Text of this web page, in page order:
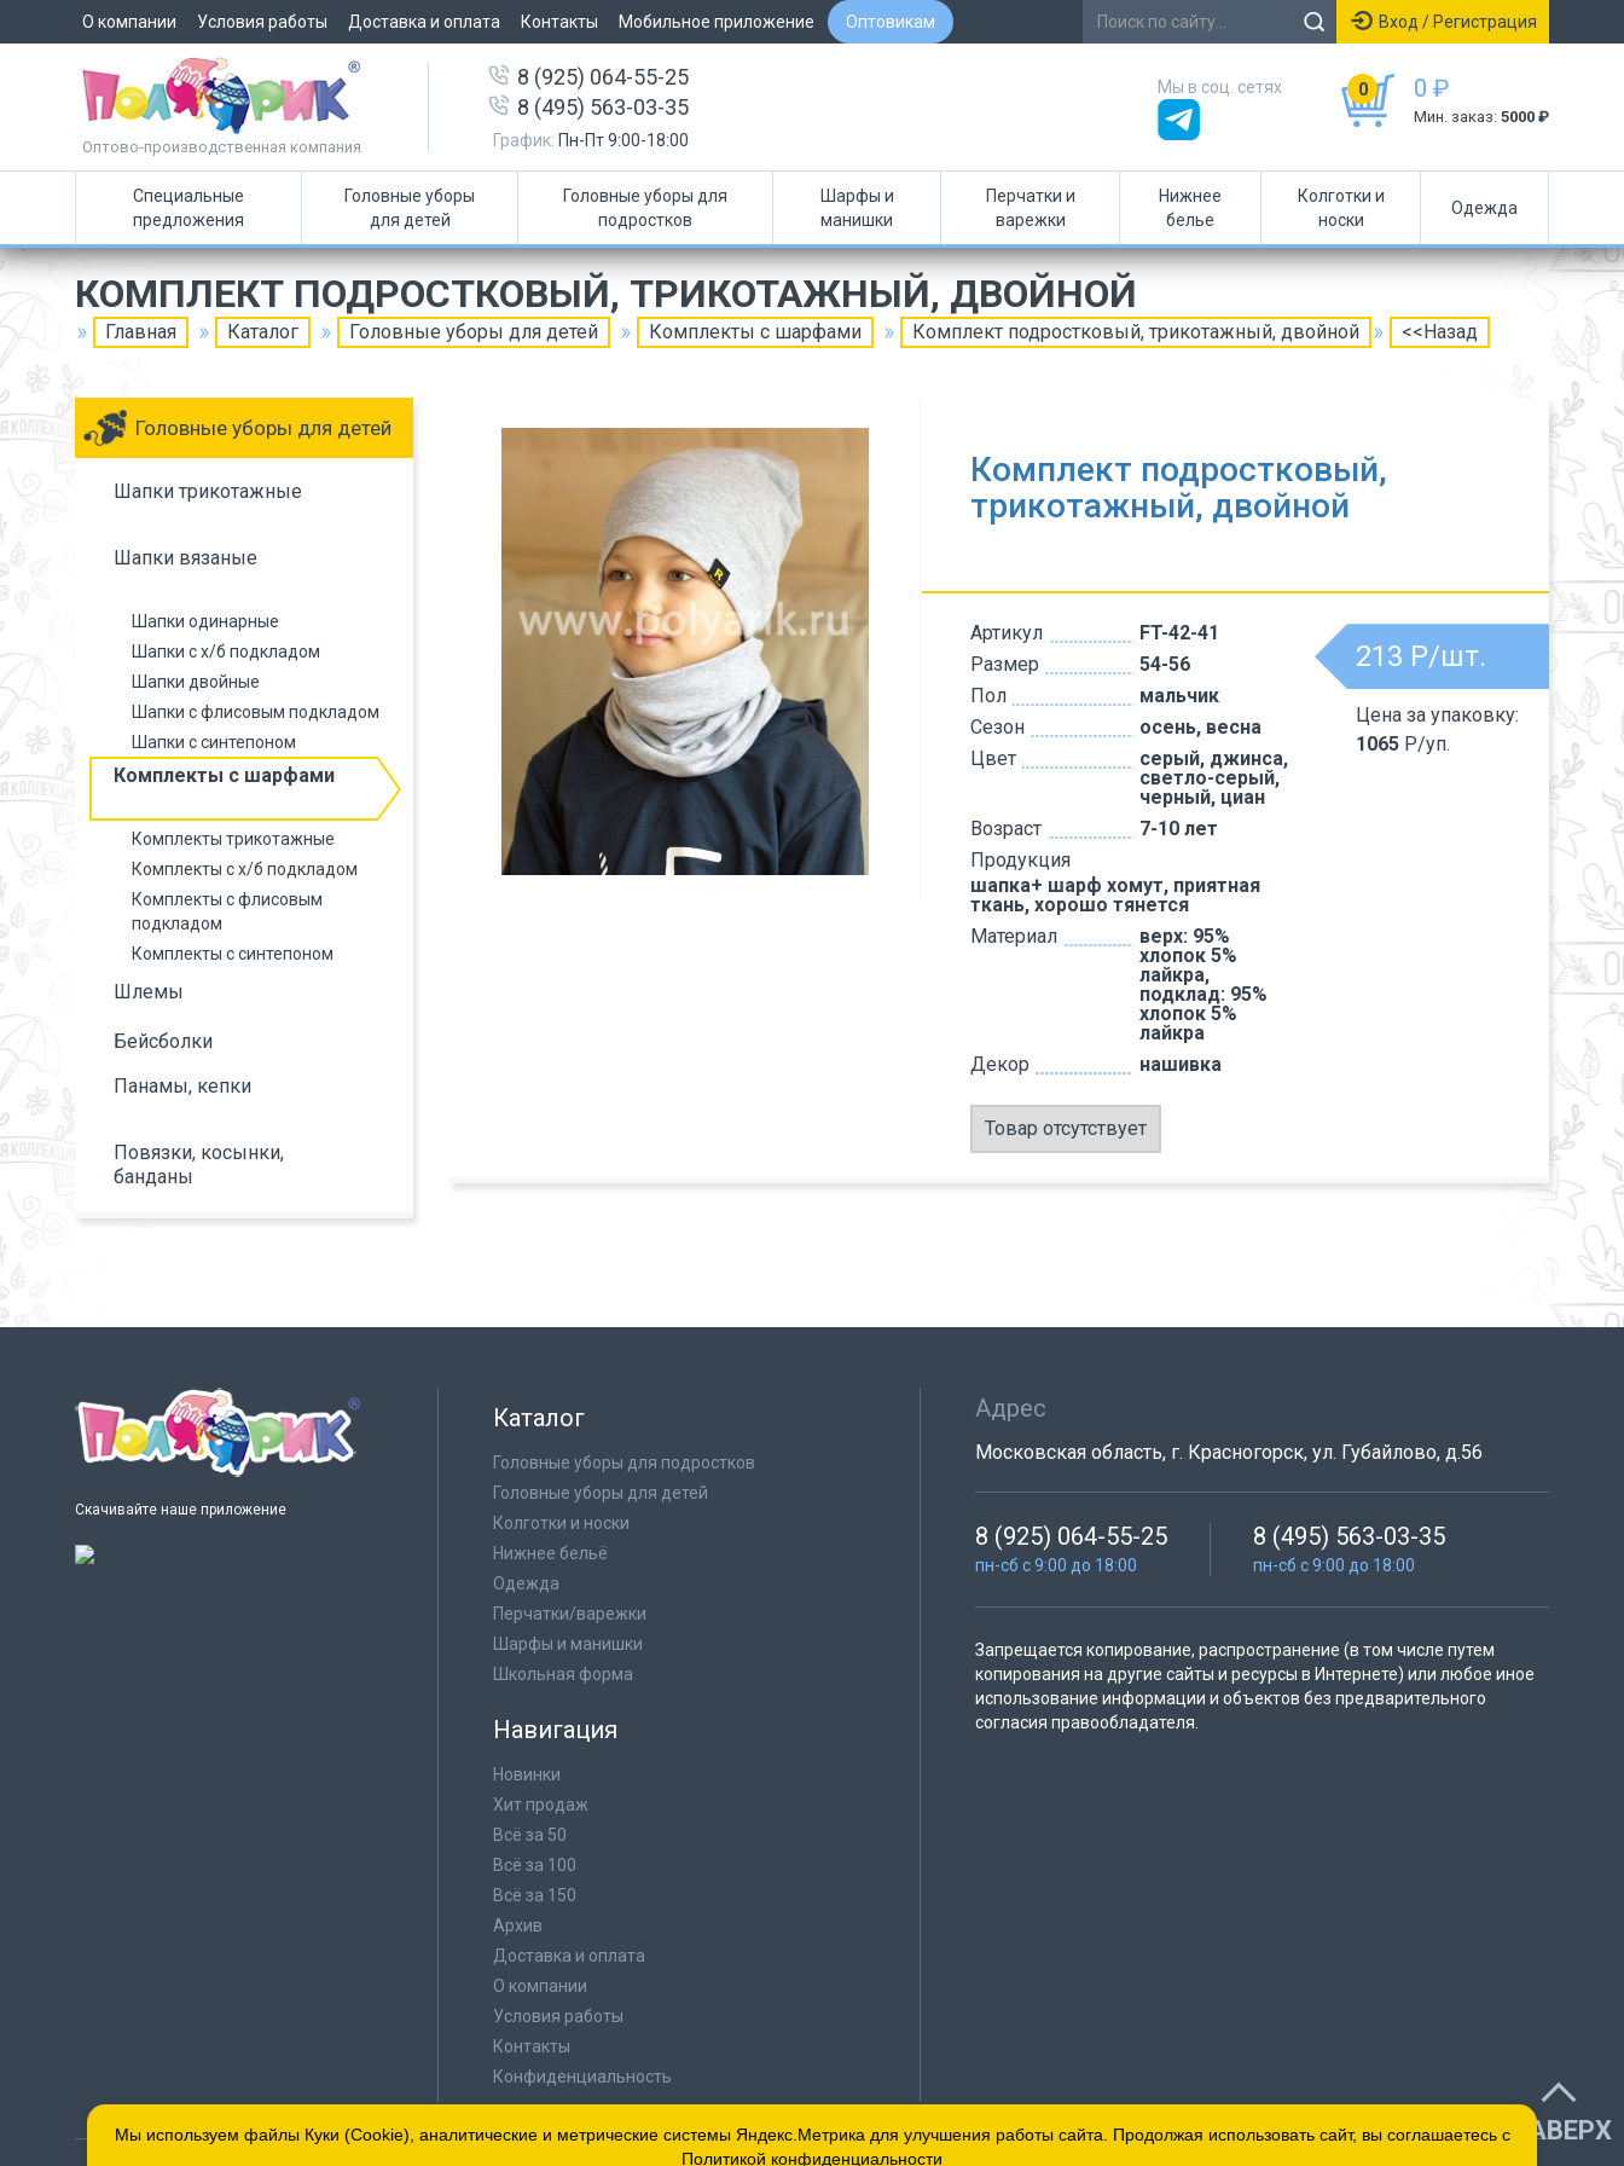
О компании Условия работы Доставка и оплата Контакты Мобильное приложение Оптовикам Вход / Регистрация
Оптово-производственная компания
8 (925) 064-55-25
8 (495) 563-03-35
График: Пн-Пт 9:00-18:00
0 0 ₽
Мин. заказ: 5000 ₽
Мы в соц. сетях
Специальные
предложения
Головные уборы
для детей
Головные уборы для
подростков
Шарфы и
манишки
Перчатки и
варежки
Нижнее
белье
Колготки и
носки
Одежда
КОМПЛЕКТ ПОДРОСТКОВЫЙ, ТРИКОТАЖНЫЙ, ДВОЙНОЙ
Главная Каталог Головные уборы для детей Комплекты с шарфами Комплект подростковый, трикотажный, двойной <<Назад
Головные уборы для детей
Шапки трикотажные
Шапки вязаные
Шапки одинарные
Шапки с х/б подкладом
Шапки двойные
Шапки с флисовым подкладом
Шапки с синтепоном
Комплекты с шарфами
Комплекты трикотажные
Комплекты с х/б подкладом
Комплекты с флисовым
подкладом
Комплекты с синтепоном
Шлемы
Бейсболки
Панамы, кепки
Повязки, косынки,
банданы
Комплект подростковый,
трикотажный, двойной
Артикул
FT-42-41
Размер
54-56
Пол
мальчик
Сезон
осень, весна
Цвет
серый, джинса,
светло-серый,
черный, циан
Возраст
7-10 лет
Продукция
шапка+ шарф хомут, приятная
ткань, хорошо тянется
Материал
верх: 95%
хлопок 5%
лайкра,
подклад: 95%
хлопок 5%
лайкра
Декор
нашивка
213 Р/шт.
Цена за упаковку:
1065 Р/уп.
Товар отсутствует
Скачивайте наше приложение
Каталог
Головные уборы для подростков
Головные уборы для детей
Колготки и носки
Нижнее бельё
Одежда
Перчатки/варежки
Шарфы и манишки
Школьная форма
Навигация
Новинки
Хит продаж
Всё за 50
Всё за 100
Всё за 150
Архив
Доставка и оплата
О компании
Условия работы
Контакты
Конфиденциальность
Адрес
Московская область, г. Красногорск, ул. Губайлово, д.56
8 (925) 064-55-25
пн-сб с 9:00 до 18:00
8 (495) 563-03-35
пн-сб с 9:00 до 18:00
Запрещается копирование, распространение (в том числе путем
копирования на другие сайты и ресурсы в Интернете) или любое иное
использование информации и объектов без предварительного
согласия правообладателя.
НАВЕРХ
Мы используем файлы Куки (Cookie), аналитические и метрические системы Яндекс.Метрика для улучшения работы сайта. Продолжая использовать сайт, вы соглашаетесь с
Политикой конфиденциальности